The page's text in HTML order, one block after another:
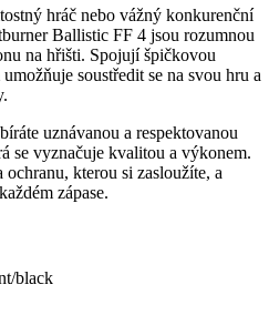
hráč nebo vážný konkurenční
Ballistic FF 4 jsou rozumnou
na hřišti. Spojují špičkovou
soustředit se na svou hru a
uznávanou a respektovanou
se vyznačuje kvalitou a výkonem.
kterou si zasloužíte, a
zápase.
black